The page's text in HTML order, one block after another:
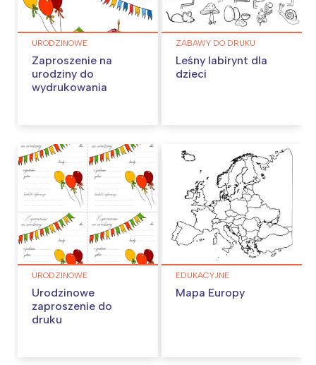
URODZINOWE
Zaproszenie na
urodziny do
wydrukowania
ZABAWY DO DRUKU
Leśny labirynt dla
dzieci
URODZINOWE
Urodzinowe
zaproszenie do
druku
EDUKACYJNE
Mapa Europy